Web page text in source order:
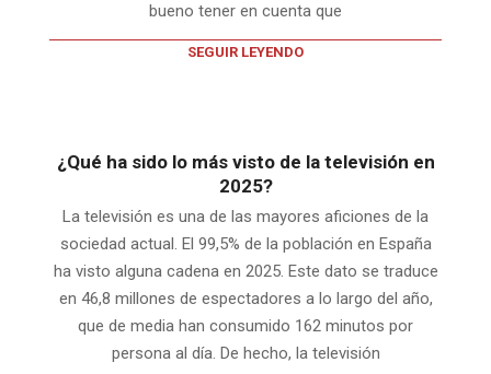
bueno tener en cuenta que
SEGUIR LEYENDO
¿Qué ha sido lo más visto de la televisión en
2025?
La televisión es una de las mayores aficiones de la
sociedad actual. El 99,5% de la población en España
ha visto alguna cadena en 2025. Este dato se traduce
en 46,8 millones de espectadores a lo largo del año,
que de media han consumido 162 minutos por
persona al día. De hecho, la televisión